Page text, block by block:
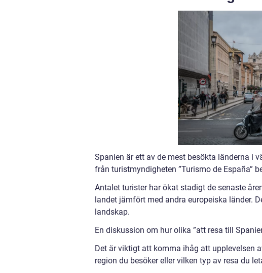
Spanien är ett av de mest besökta länderna i
från turistmyndigheten ”Turismo de España”
Antalet turister har ökat stadigt de senaste
landet jämfört med andra europeiska länder.
landskap.
En diskussion om hur olika ”att resa till
Det är viktigt att komma ihåg att upplevelsen
region du besöker eller vilken typ av resa du